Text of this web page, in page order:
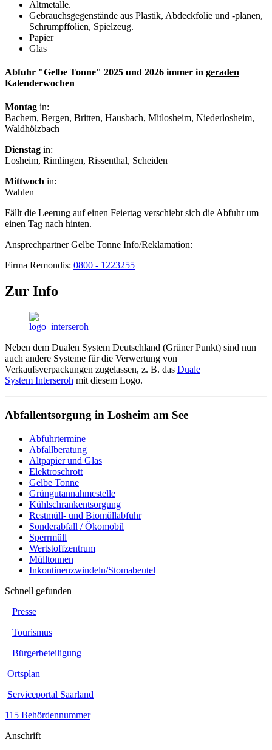
Altmetalle.
Gebrauchsgegenstände aus Plastik, Abdeckfolie und -planen,
Schrumpffolien, Spielzeug.
Papier
Glas
Abfuhr "Gelbe Tonne" 2025 und 2026 immer in geraden
Kalenderwochen
Montag in:
Bachem, Bergen, Britten, Hausbach, Mitlosheim, Niederlosheim,
Waldhölzbach
Dienstag in:
Losheim, Rimlingen, Rissenthal, Scheiden
Mittwoch in:
Wahlen
Fällt die Leerung auf einen Feiertag verschiebt sich die Abfuhr um
einen Tag nach hinten.
Ansprechpartner Gelbe Tonne Info/Reklamation:
Firma Remondis: 0800 - 1223255
Zur Info
Neben dem Dualen System Deutschland (Grüner Punkt) sind nun
auch andere Systeme für die Verwertung von
Verkaufsverpackungen zugelassen, z. B. das Duale
System Interseroh mit diesem Logo.
Abfallentsorgung in Losheim am See
Abfuhrtermine
Abfallberatung
Altpapier und Glas
Elektroschrott
Gelbe Tonne
Grüngutannahmestelle
Kühlschrankentsorgung
Restmüll- und Biomüllabfuhr
Sonderabfall / Ökomobil
Sperrmüll
Wertstoffzentrum
Mülltonnen
Inkontinenzwindeln/Stomabeutel
Schnell gefunden
Presse
Tourismus
Bürgerbeteiligung
Ortsplan
Serviceportal Saarland
115 Behördennummer
Anschrift